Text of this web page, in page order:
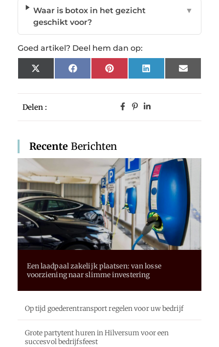
Delen :
Recente Berichten
Een laadpaal zakelijk plaatsen: van losse
voorziening naar slimme investering
Op tijd goederentransport regelen voor uw bedrijf
Grote partytent huren in Hilversum voor een
succesvol bedrijfsfeest
Waar is botox in het gezicht
geschikt voor?
▼
Goed artikel? Deel hem dan op:
X
(Twitter)
FacebookPinterestLinkedInEmail